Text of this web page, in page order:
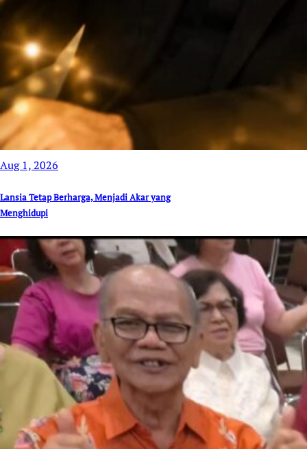
Aug 1, 2026
Lansia Tetap Berharga, Menjadi Akar yang
Menghidupi